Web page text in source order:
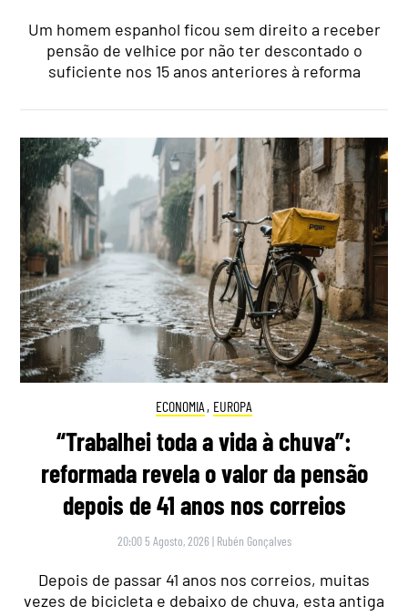
Um homem espanhol ficou sem direito a receber
pensão de velhice por não ter descontado o
suficiente nos 15 anos anteriores à reforma
ECONOMIA , EUROPA
“Trabalhei toda a vida à chuva”:
reformada revela o valor da pensão
depois de 41 anos nos correios
20:00 5 Agosto, 2026 | Rubén Gonçalves
Depois de passar 41 anos nos correios, muitas
vezes de bicicleta e debaixo de chuva, esta antiga